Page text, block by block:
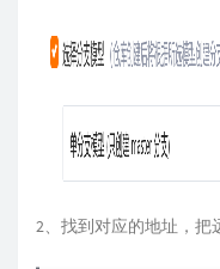
2、找到对应的地址，把